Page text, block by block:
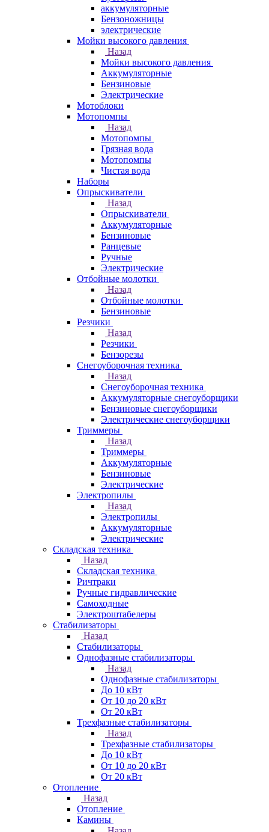
аккумуляторные
Бензоножницы
электрические
Мойки высокого давления
Назад
Мойки высокого давления
Аккумуляторные
Бензиновые
Электрические
Мотоблоки
Мотопомпы
Назад
Мотопомпы
Грязная вода
Мотопомпы
Чистая вода
Наборы
Опрыскиватели
Назад
Опрыскиватели
Аккумуляторные
Бензиновые
Ранцевые
Ручные
Электрические
Отбойные молотки
Назад
Отбойные молотки
Бензиновые
Резчики
Назад
Резчики
Бензорезы
Снегоуборочная техника
Назад
Снегоуборочная техника
Аккумуляторные снегоуборщики
Бензиновые снегоуборщики
Электрические снегоуборщики
Триммеры
Назад
Триммеры
Аккумуляторные
Бензиновые
Электрические
Электропилы
Назад
Электропилы
Аккумуляторные
Электрические
Складская техника
Назад
Складская техника
Ричтраки
Ручные гидравлические
Самоходные
Электроштабелеры
Стабилизаторы
Назад
Стабилизаторы
Однофазные стабилизаторы
Назад
Однофазные стабилизаторы
До 10 кВт
От 10 до 20 кВт
От 20 кВт
Трехфазные стабилизаторы
Назад
Трехфазные стабилизаторы
До 10 кВт
От 10 до 20 кВт
От 20 кВт
Отопление
Назад
Отопление
Камины